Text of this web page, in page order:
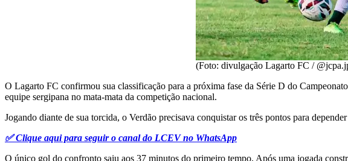
(Foto: divulgação Lagarto FC /
O Lagarto FC confirmou sua classificação para a próxima fase da Série D do
equipe sergipana no mata-mata da competição nacional.
Jogando diante de sua torcida, o Verdão precisava conquistar os três pontos para
✅ Clique aqui para seguir o canal do LCEV no WhatsApp
O único gol do confronto saiu aos 37 minutos do primeiro tempo. Após uma jogada